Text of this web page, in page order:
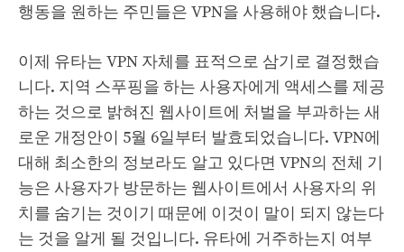
행동을 원하는 주민들은 VPN을 사용해야 했습니다.
이제 유타는 VPN 자체를 표적으로 삼기로 결정했습
니다. 지역 스푸핑을 하는 사용자에게 액세스를 제공
하는 것으로 밝혀진 웹사이트에 처벌을 부과하는 새
로운 개정안이 5월 6일부터 발효되었습니다. VPN에
대해 최소한의 정보라도 알고 있다면 VPN의 전체 기
능은 사용자가 방문하는 웹사이트에서 사용자의 위
치를 ​​숨기는 것이기 때문에 이것이 말이 되지 않는다
는 것을 알게 될 것입니다. 유타에 거주하는지 여부